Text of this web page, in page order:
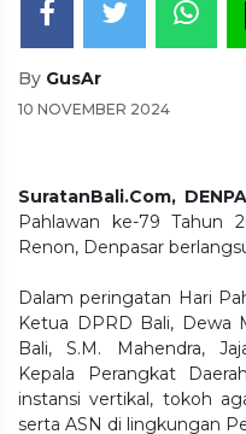
By GusAr
10 NOVEMBER 2024
SuratanBali.Com,
Pahlawan ke-79 Tahun
Renon, Denpasar
Dalam peringatan Hari
Ketua DPRD Bali, Dewa
Bali, S.M. Mahendra,
Kepala Perangkat
instansi vertikal, tokoh
serta ASN di lingkungan